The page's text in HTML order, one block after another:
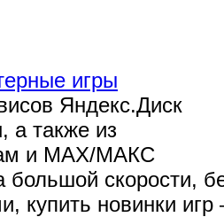
игры
Яндекс.Диск
а также из
и MAX/МАКС
большой скорости,
купить новинки